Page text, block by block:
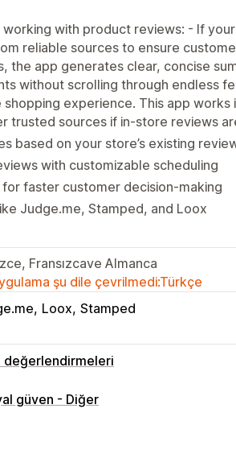
with product reviews: - If
reliable sources to ensure
the app generates clear, concise
without scrolling through endless
experience. This app
trusted sources if in-store reviews
based on your store’s existing
with customizable scheduling
faster customer decision-making
Judge.me, Stamped, and Loox
Fransızcave Almanca
şu dile çevrilmedi:Türkçe
Loox Stamped
değerlendirmeleri
seçenekleri
güven - Diğer